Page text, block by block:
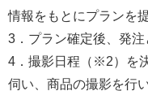
情報をもとにプランを
3．プラン確定後、発注
4．撮影日程（※2）を
伺い、商品の撮影を行